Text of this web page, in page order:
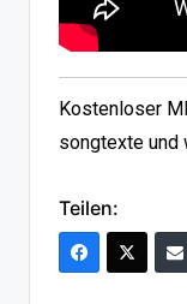
Kostenloser
songtexte und
Teilen: